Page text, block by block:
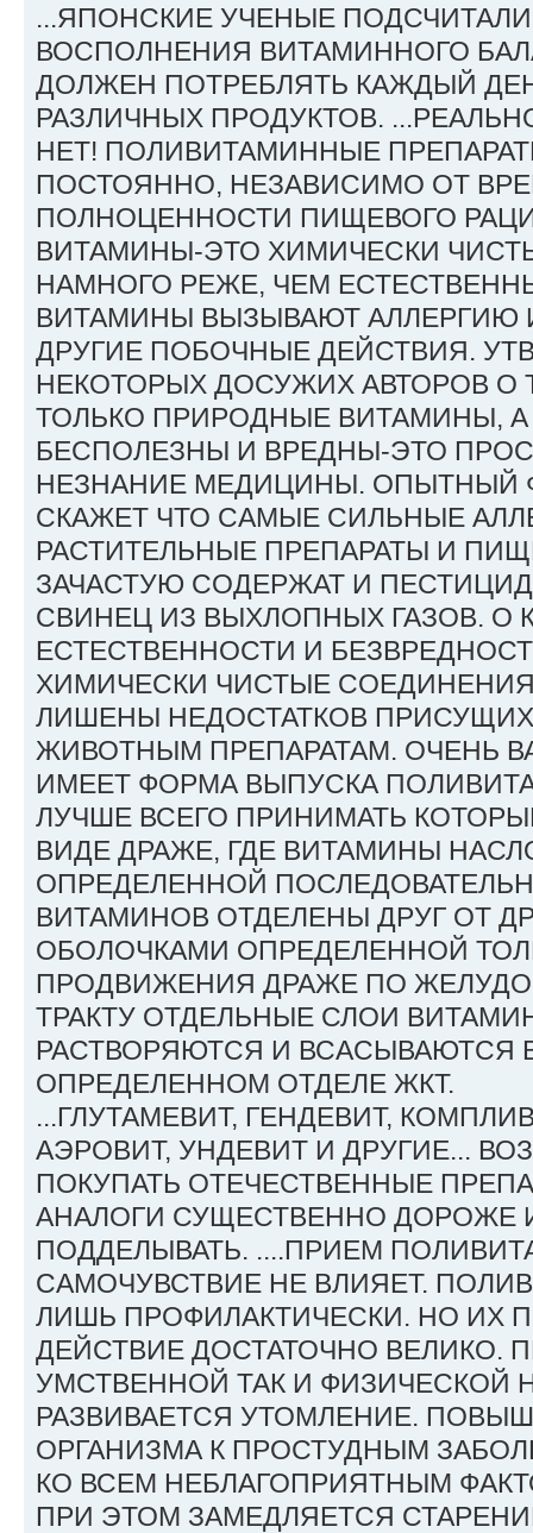
...ЯПОНСКИЕ УЧЕНЫЕ
ВОСПОЛНЕНИЯ ВИТАМИННОГО
ДОЛЖЕН ПОТРЕБЛЯТЬ КАЖДЫЙ
РАЗЛИЧНЫХ ПРОДУКТОВ.
НЕТ! ПОЛИВИТАМИННЫЕ
ПОСТОЯННО, НЕЗАВИСИМО ОТ
ПОЛНОЦЕННОСТИ ПИЩЕВОГО
ВИТАМИНЫ-ЭТО ХИМИЧЕСКИ
НАМНОГО РЕЖЕ, ЧЕМ
ВИТАМИНЫ ВЫЗЫВАЮТ АЛЛЕРГИЮ
ДРУГИЕ ПОБОЧНЫЕ ДЕЙСТВИЯ.
НЕКОТОРЫХ ДОСУЖИХ АВТОРОВ О
ТОЛЬКО ПРИРОДНЫЕ ВИТАМИНЫ,
БЕСПОЛЕЗНЫ И ВРЕДНЫ-ЭТО
НЕЗНАНИЕ МЕДИЦИНЫ. ОПЫТНЫЙ
СКАЖЕТ ЧТО САМЫЕ СИЛЬНЫЕ
РАСТИТЕЛЬНЫЕ ПРЕПАРАТЫ И
ЗАЧАСТУЮ СОДЕРЖАТ И
СВИНЕЦ ИЗ ВЫХЛОПНЫХ ГАЗОВ. О
ЕСТЕСТВЕННОСТИ И
ХИМИЧЕСКИ ЧИСТЫЕ
ЛИШЕНЫ НЕДОСТАТКОВ
ЖИВОТНЫМ ПРЕПАРАТАМ. ОЧЕНЬ
ИМЕЕТ ФОРМА ВЫПУСКА
ЛУЧШЕ ВСЕГО ПРИНИМАТЬ
ВИДЕ ДРАЖЕ, ГДЕ ВИТАМИНЫ
ОПРЕДЕЛЕННОЙ
ВИТАМИНОВ ОТДЕЛЕНЫ ДРУГ ОТ
ОБОЛОЧКАМИ ОПРЕДЕЛЕННОЙ
ПРОДВИЖЕНИЯ ДРАЖЕ ПО
ТРАКТУ ОТДЕЛЬНЫЕ СЛОИ
РАСТВОРЯЮТСЯ И ВСАСЫВАЮТСЯ
ОПРЕДЕЛЕННОМ ОТДЕЛЕ ЖКТ.
...ГЛУТАМЕВИТ, ГЕНДЕВИТ,
АЭРОВИТ, УНДЕВИТ И ДРУГИЕ...
ПОКУПАТЬ ОТЕЧЕСТВЕННЫЕ
АНАЛОГИ СУЩЕСТВЕННО ДОРОЖЕ
ПОДДЕЛЫВАТЬ. ....ПРИЕМ
САМОЧУВСТВИЕ НЕ ВЛИЯЕТ.
ЛИШЬ ПРОФИЛАКТИЧЕСКИ. НО ИХ
ДЕЙСТВИЕ ДОСТАТОЧНО ВЕЛИКО.
УМСТВЕННОЙ ТАК И ФИЗИЧЕСКОЙ
РАЗВИВАЕТСЯ УТОМЛЕНИЕ.
ОРГАНИЗМА К ПРОСТУДНЫМ
КО ВСЕМ НЕБЛАГОПРИЯТНЫМ
ПРИ ЭТОМ ЗАМЕДЛЯЕТСЯ